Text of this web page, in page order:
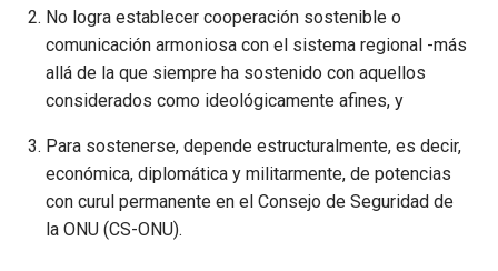
No logra establecer cooperación sostenible o
comunicación armoniosa con el sistema regional -más
allá de la que siempre ha sostenido con aquellos
considerados como ideológicamente afines, y
Para sostenerse, depende estructuralmente, es decir,
económica, diplomática y militarmente, de potencias
con curul permanente en el Consejo de Seguridad de
la ONU (CS-ONU).